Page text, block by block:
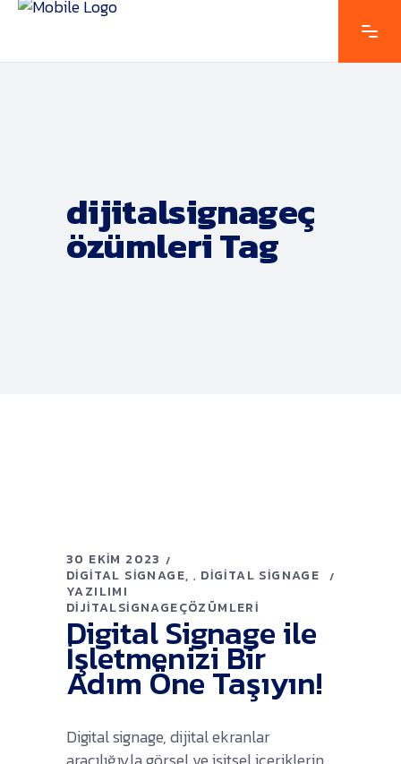
dijitalsignageç
özümleri Tag
30 EKIM 2023
DIGITAL SIGNAGE , DIGITAL SIGNAGE
YAZILIMI
DIJITALSIGNAGEÇÖZÜMLERI
Digital Signage ile
İşletmenizi Bir
Adım Öne Taşıyın!
Digital signage, dijital ekranlar